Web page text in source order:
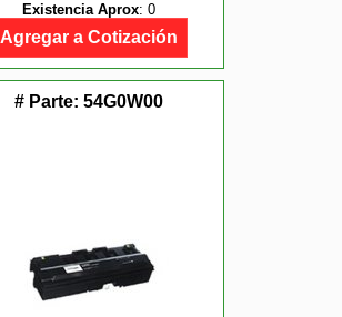
Existencia Aprox: 0
Agregar a Cotización
# Parte: 54G0W00